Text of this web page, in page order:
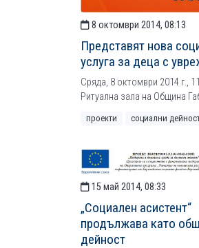
8 октомври 2014, 08:13
Представят нова
услуга за деца с
Сряда, 8 октомври 2014 г.,
Ритуална зала на Община
проекти социални
15 май 2014, 08:33
„Социален асистент“
продължава като
дейност